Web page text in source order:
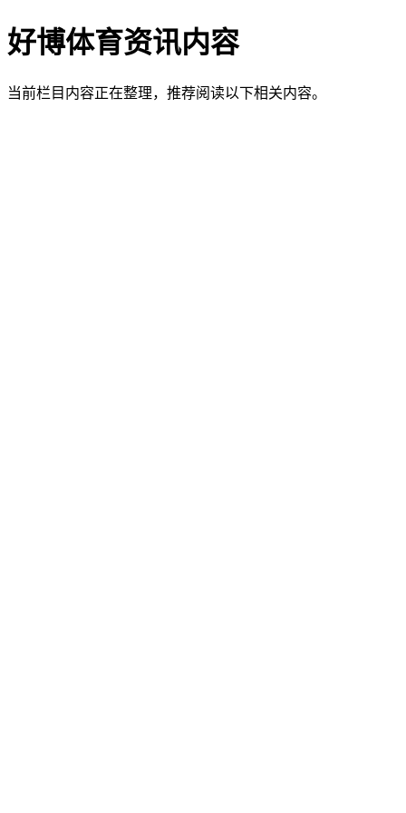
好博体育资讯内容
当前栏目内容正在整理，推荐阅读以下相关内容。